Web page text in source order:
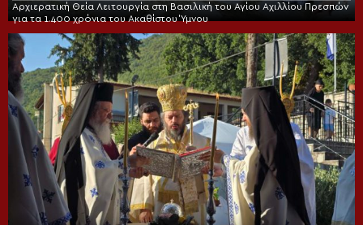
Αρχιερατική Θεία Λειτουργία στη Βασιλική του Αγίου Αχιλλίου Πρεσπών
για τα 1.400 χρόνια του Ακαθίστου Ύμνου